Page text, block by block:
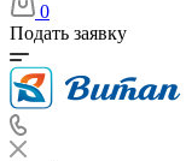
0
Подать заявку